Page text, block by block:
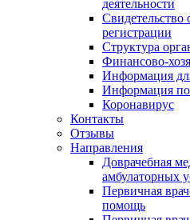
деятельности
Свидетельство
регистрации
Структура
Финансово-
Информация
Информация по
Коронавирус
Контакты
Отзывы
Направления
Доврачебная
амбулаторных
Первичная
помощь